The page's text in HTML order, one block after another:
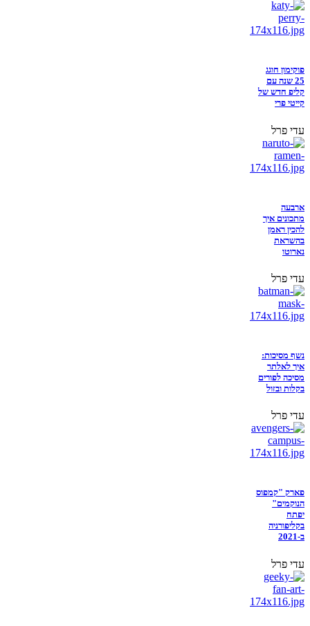
פוקימון חוגג
25 שנה עם
קליפ חדש של
קייטי פרי
עדי פרל
ארבעה
מתכונים איך
להכין ראמן
בהשראת
נארוטו
עדי פרל
נשף מסיכות:
איך לאלתר
מסיכה לפורים
בקלות ובזול
עדי פרל
פארק "קמפוס
הנוקמים"
יפתח
בקליפורניה
ב-2021
עדי פרל